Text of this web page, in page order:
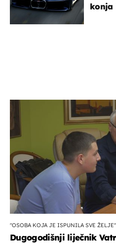
konja
"OSOBA KOJA JE ISPUNILA SVE ŽELJE"
Dugogodišnji liječnik